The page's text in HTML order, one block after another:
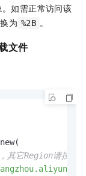
。如需正常访问该
为 %2B 。
文件
其它Region请按实